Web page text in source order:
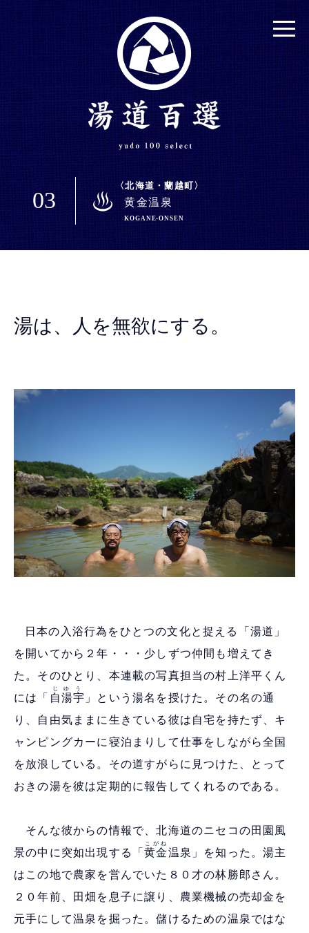
03
北海道・蘭越町
黄金温泉
KOGANE-ONSEN
湯は、人を無欲にする。
日本の入浴行為をひとつの文化と捉える「湯道」
を開いてから２年・・・少しずつ仲間も増えてき
た。そのひとり、本連載の写真担当の村上洋平くん
には「 自湯宇
じゆう
」という湯名を授けた。その名の通
り、自由気ままに生きている彼は自宅を持たず、キ
ャンピングカーに寝泊まりして仕事をしながら全国
を放浪している。その道すがらに見つけた、とって
おきの湯を彼は定期的に報告してくれるのである。
そんな彼からの情報で、北海道のニセコの田園風
景の中に突如出現する「黄金
こがね
温泉」を知った。湯主
はこの地で農家を営んでいた８０才の林勝郎さん。
２０年前、田畑を息子に譲り、農業機械の売却金を
元手にして温泉を掘った。儲けるための温泉ではな